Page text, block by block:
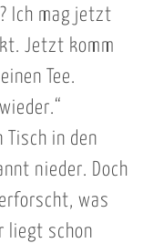
Ich mag jetzt
Jetzt komm
Tee.
Tisch in den
nieder. Doch
was
liegt schon